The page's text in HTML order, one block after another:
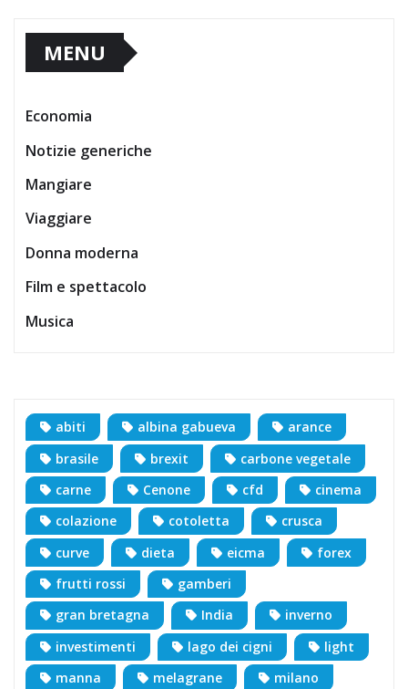
MENU
Economia
Notizie generiche
Mangiare
Viaggiare
Donna moderna
Film e spettacolo
Musica
abiti albina gabueva
arance
brasile
brexit
carbone vegetale
carne
Cenone cfd
cinema
colazione
cotoletta
crusca
curve
dieta eicma
forex
frutti rossi
gamberi
gran bretagna
India
inverno
investimenti
lago dei cigni
light
manna
melagrane milano